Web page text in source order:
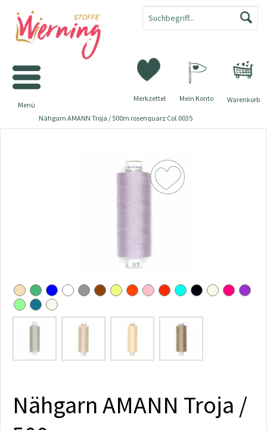
Warenkorb
Merkzettel Mein Konto
Menü
Nähgarn AMANN Troja / 500m rosenquarz Col.0035
Nähgarn AMANN Troja /